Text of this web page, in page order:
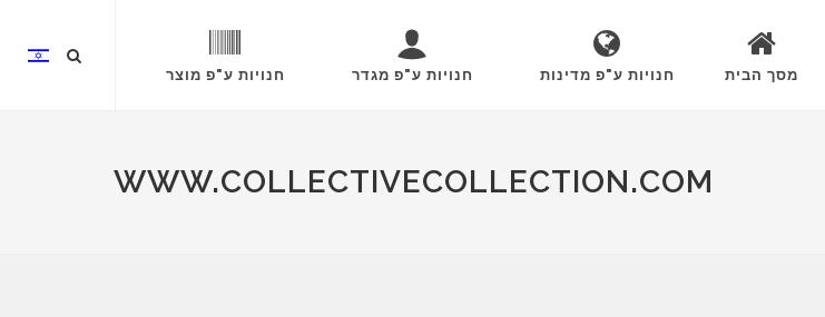
מסך הבית חנויות ע"פ מדינות חנויות ע"פ מגדר חנויות ע"פ מוצר
WWW.COLLECTIVECOLLECTION.COM